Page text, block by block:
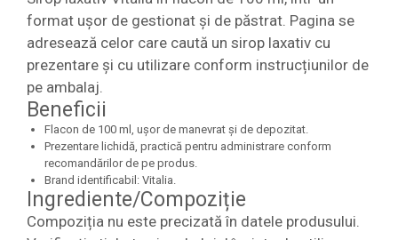
format ușor de gestionat și de păstrat. Pagina se
adresează celor care caută un sirop laxativ cu
prezentare și cu utilizare conform instrucțiunilor de
pe ambalaj.
Beneficii
Flacon de 100 ml, ușor de manevrat și de depozitat.
Prezentare lichidă, practică pentru administrare conform
recomandărilor de pe produs.
Brand identificabil: Vitalia.
Ingrediente/Compoziție
Compoziția nu este precizată în datele produsului.